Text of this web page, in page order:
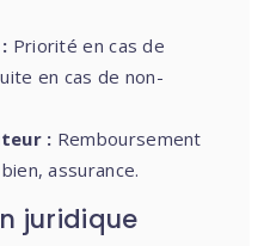
Priorité en cas de
en cas de non-
: Remboursement
assurance.
juridique